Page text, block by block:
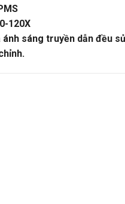
120X
sáng truyền dẫn đều